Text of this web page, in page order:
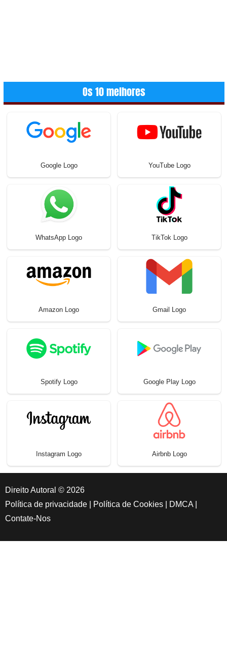
Os 10 melhores
Google Logo YouTube Logo
WhatsApp Logo TikTok Logo
Amazon Logo Gmail Logo
Spotify Logo Google Play Logo
Instagram Logo Airbnb Logo
Direito Autoral © 2026
Política de privacidade
Política de Cookies DMCA
Contate-Nos